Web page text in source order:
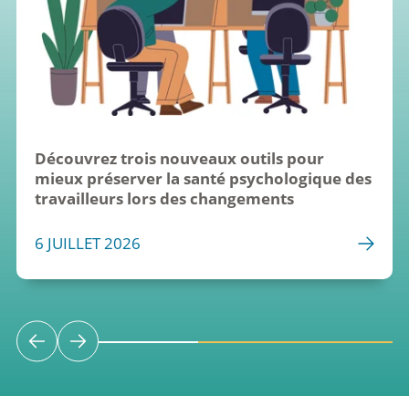
Découvrez trois nouveaux outils pour
mieux préserver la santé psychologique des
travailleurs lors des changements
6 JUILLET 2026